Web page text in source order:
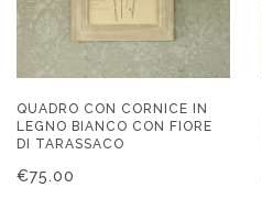
QUADRO CON CORNICE IN
LEGNO BIANCO CON FIORE
DI TARASSACO
€75.00